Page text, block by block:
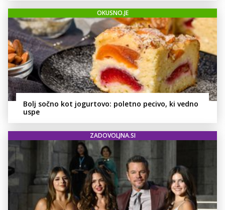
OKUSNO.JE
Bolj sočno kot jogurtovo: poletno pecivo, ki vedno
uspe
ZADOVOLJNA.SI